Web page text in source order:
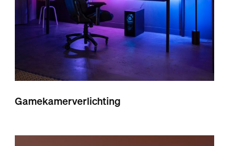
Gamekamerverlichting